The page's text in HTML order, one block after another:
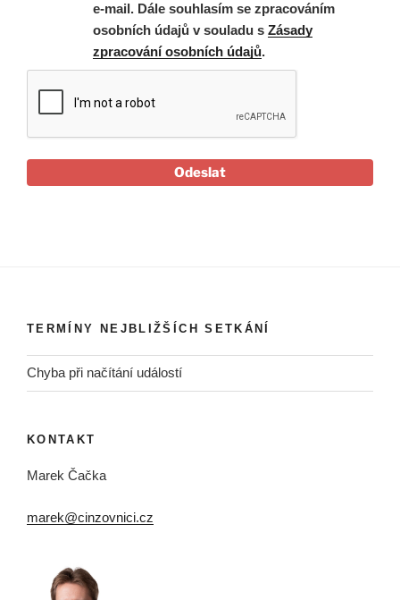
e-mail. Dále souhlasím se zpracováním
osobních údajů v souladu sZásady
zpracování osobních údajů.
Odeslat
TERMÍNY NEJBLIŽŠÍCH SETKÁNÍ
Chyba při načítání událostí
KONTAKT
Marek Čačka
marek@cinzovnici.cz